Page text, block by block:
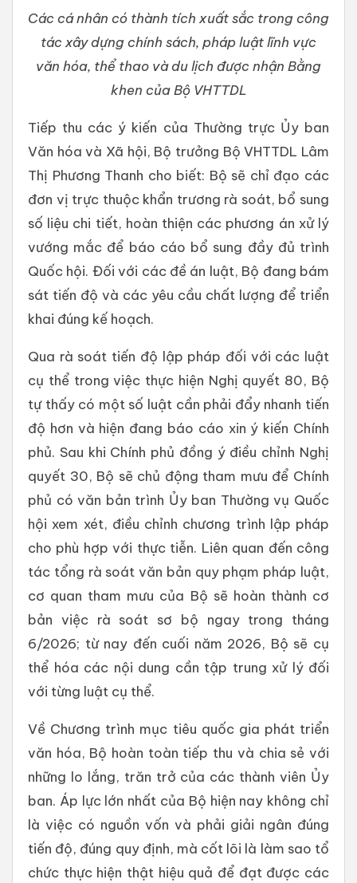
Các cá nhân có thành tích xuất sắc trong công
tác xây dựng chính sách, pháp luật lĩnh vực
văn hóa, thể thao và du lịch được nhận Bằng
khen của Bộ VHTTDL
Tiếp thu các ý kiến của Thường trực Ủy ban
Văn hóa và Xã hội, Bộ trưởng Bộ VHTTDL Lâm
Thị Phương Thanh cho biết: Bộ sẽ chỉ đạo các
đơn vị trực thuộc khẩn trương rà soát, bổ sung
số liệu chi tiết, hoàn thiện các phương án xử lý
vướng mắc để báo cáo bổ sung đầy đủ trình
Quốc hội. Đối với các đề án luật, Bộ đang bám
sát tiến độ và các yêu cầu chất lượng để triển
khai đúng kế hoạch.
Qua rà soát tiến độ lập pháp đối với các luật
cụ thể trong việc thực hiện Nghị quyết 80, Bộ
tự thấy có một số luật cần phải đẩy nhanh tiến
độ hơn và hiện đang báo cáo xin ý kiến Chính
phủ. Sau khi Chính phủ đồng ý điều chỉnh Nghị
quyết 30, Bộ sẽ chủ động tham mưu để Chính
phủ có văn bản trình Ủy ban Thường vụ Quốc
hội xem xét, điều chỉnh chương trình lập pháp
cho phù hợp với thực tiễn. Liên quan đến công
tác tổng rà soát văn bản quy phạm pháp luật,
cơ quan tham mưu của Bộ sẽ hoàn thành cơ
bản việc rà soát sơ bộ ngay trong tháng
6/2026; từ nay đến cuối năm 2026, Bộ sẽ cụ
thể hóa các nội dung cần tập trung xử lý đối
với từng luật cụ thể.
Về Chương trình mục tiêu quốc gia phát triển
văn hóa, Bộ hoàn toàn tiếp thu và chia sẻ với
những lo lắng, trăn trở của các thành viên Ủy
ban. Áp lực lớn nhất của Bộ hiện nay không chỉ
là việc có nguồn vốn và phải giải ngân đúng
tiến độ, đúng quy định, mà cốt lõi là làm sao tổ
chức thực hiện thật hiệu quả để đạt được các